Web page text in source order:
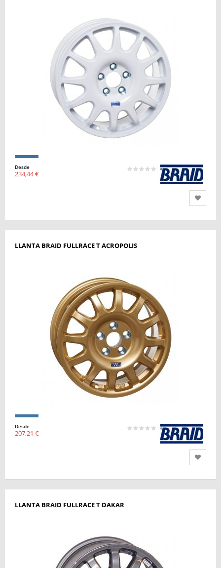
Desde
234,44 €
LLANTA BRAID FULLRACE T ACROPOLIS
Desde
207,21 €
LLANTA BRAID FULLRACE T DAKAR